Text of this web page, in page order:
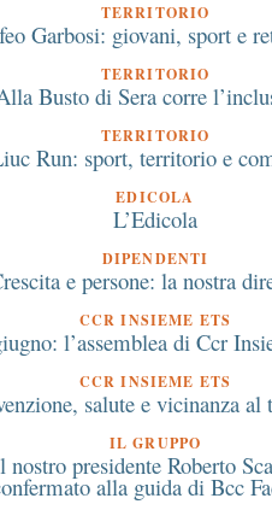
TERRITORIO
Garbosi: giovani, sport e
TERRITORIO
Busto di Sera corre
TERRITORIO
Run: sport, territorio e
EDICOLA
L’Edicola
DIPENDENTI
e persone: la nostra
CCR INSIEME ETS
l’assemblea di Ccr
CCR INSIEME ETS
salute e vicinanza
IL GRUPPO
nostro presidente Roberto
alla guida di Bcc